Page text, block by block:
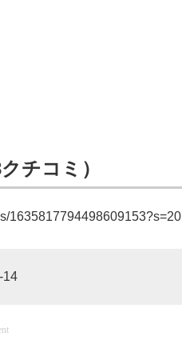
チコミ）
1635817794498609153?s=20
14